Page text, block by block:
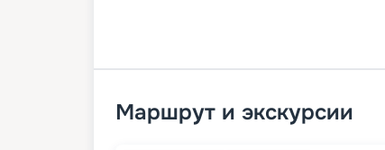
Маршрут и экскурсии